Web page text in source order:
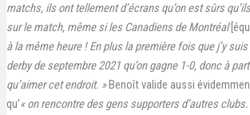
matchs, ils ont tellement d’écrans qu’on est sûrs
sur le match, même si les Canadiens de Montréal
à la même heure ! En plus la première fois que j’y
derby de septembre 2021 qu’on gagne 1-0, donc à
qu’aimer cet endroit. »Benoît valide aussi
qu’« on rencontre des gens supporters d’autres